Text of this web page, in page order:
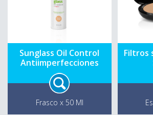
Sunglass Oil Control
Antiimperfecciones
Frasco x 50 Ml
Filtros